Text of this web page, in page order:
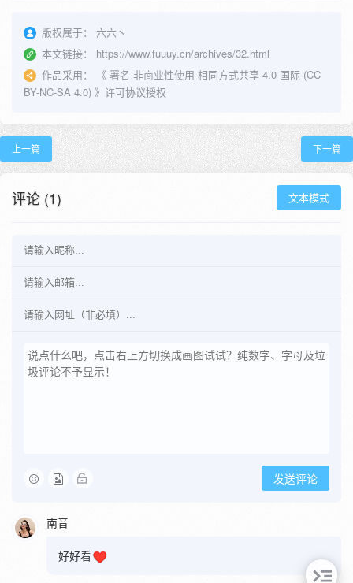
版权属于：
六六丶
本文链接：
https://www.fuuuy.cn/archives/32.html
作品采用：
《 署名-非商业性使用-相同方式共享 4.0 国际 (CC
BY-NC-SA 4.0) 》许可协议授权
上一篇 下一篇
评论 (1) 文本模式
发送评论
南音
好好看